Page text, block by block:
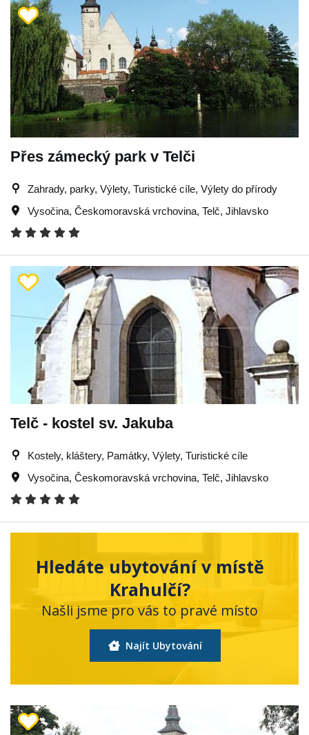
Přes zámecký park v Telči
Zahrady, parky, Výlety, Turistické cíle, Výlety do přírody
Vysočina, Českomoravská vrchovina, Telč, Jihlavsko
Telč - kostel sv. Jakuba
Kostely, kláštery, Památky, Výlety, Turistické cíle
Vysočina, Českomoravská vrchovina, Telč, Jihlavsko
Hledáte ubytování v místě
Krahulčí?
Našli jsme pro vás to pravé místo
Najít Ubytování